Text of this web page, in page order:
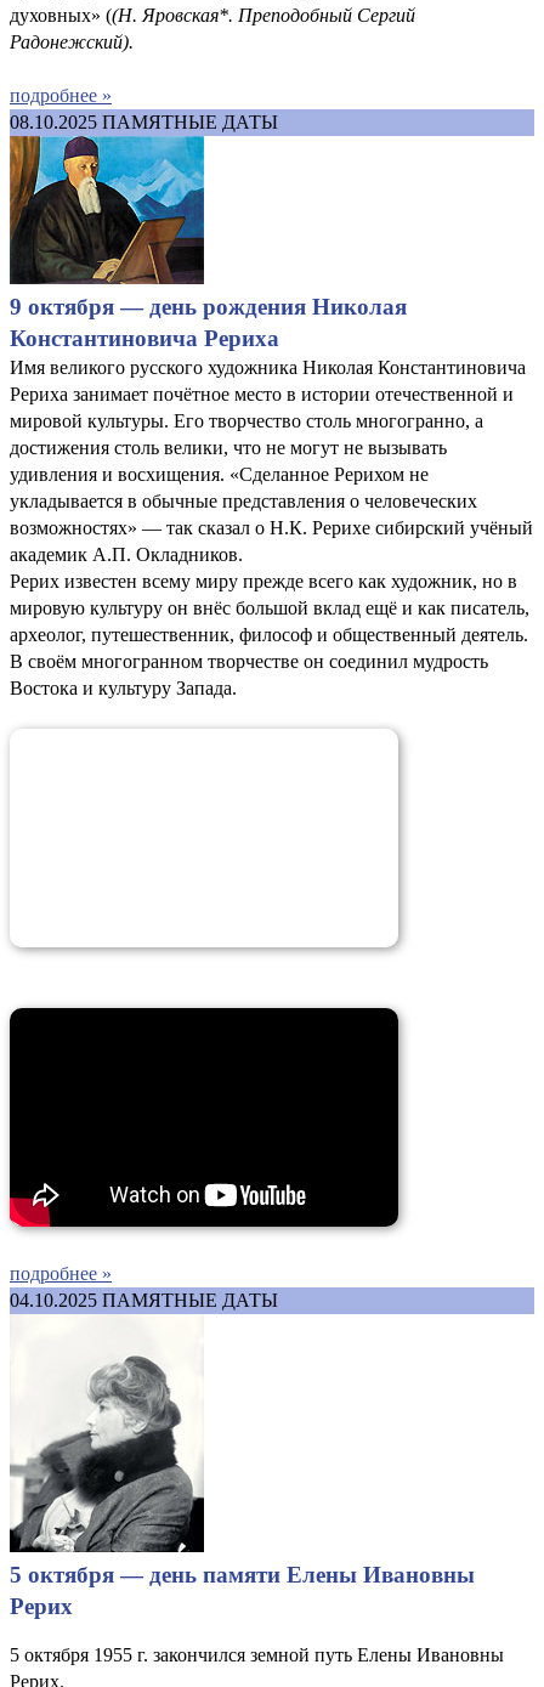
духовных» ((Н. Яровская*. Преподобный Сергий
Радонежский).
подробнее »
08.10.2025 ПАМЯТНЫЕ ДАТЫ
9 октября — день рождения Николая
Константиновича Рериха
Имя великого русского художника Николая Константиновича
Рериха занимает почётное место в истории отечественной и
мировой культуры. Его творчество столь многогранно, а
достижения столь велики, что не могут не вызывать
удивления и восхищения. «Сделанное Рерихом не
укладывается в обычные представления о человеческих
возможностях» — так сказал о Н.К. Рерихе сибирский учёный
академик А.П. Окладников.
Рерих известен всему миру прежде всего как художник, но в
мировую культуру он внёс большой вклад ещё и как писатель,
археолог, путешественник, философ и общественный деятель.
В своём многогранном творчестве он соединил мудрость
Востока и культуру Запада.
подробнее »
04.10.2025 ПАМЯТНЫЕ ДАТЫ
5 октября — день памяти Елены Ивановны
Рерих
5 октября 1955 г. закончился земной путь Елены Ивановны
Рерих.